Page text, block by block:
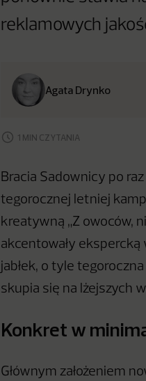
reklamowych
Agata Drynko
1 MIN CZYTANIA
Bracia Sadownicy po
tegorocznej letniej
kreatywną „Z owoców,
akcentowały
jabłek, o tyle
skupia się na lżejszych
Konkret w
Głównym założeniem